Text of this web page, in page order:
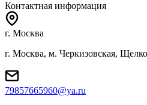
Контактная информация
г. Москва
г. Москва, м. Черкизовская,
79857665960@ya.ru